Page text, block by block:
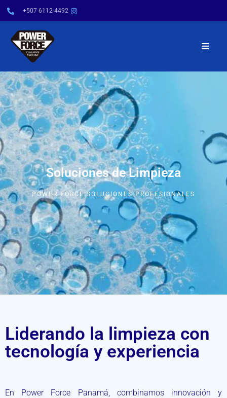
+507 6112-4492
INICIO
NOSOTROS
PRODUCTOS
SERVICIOS
POWER TIPS
CONTÁCTENOS
Soluciones de Limpieza
POWER FORCE SOLUCIONES PROFESIONALES
Liderando la limpieza con
tecnología y experiencia
En Power Force Panamá, combinamos innovación y